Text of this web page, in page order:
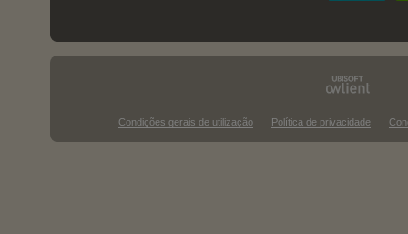
Condições gerais de utilização Política de privacidade